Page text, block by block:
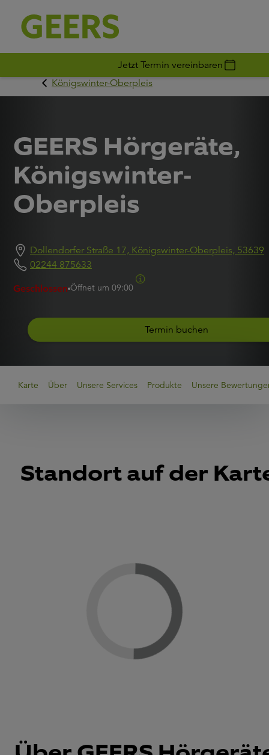
Jetzt Termin vereinbaren
Königswinter-Oberpleis
GEERS Hörgeräte,
Königswinter-
Oberpleis
Dollendorfer Straße 17, Königswinter-Oberpleis, 53639
02244 875633
Geschlossen Öffnet um 09:00
Termin buchen
Karte Über Unsere Services Produkte Unsere
Standort auf der